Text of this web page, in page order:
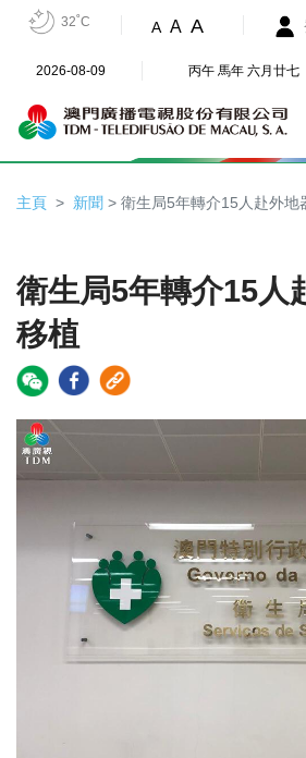
32˚C A A A
2026-08-09 丙午 馬年 六月廿七
主頁 新聞 > 衛生局5年轉介15人赴外地
衛生局5年轉介15人
移植